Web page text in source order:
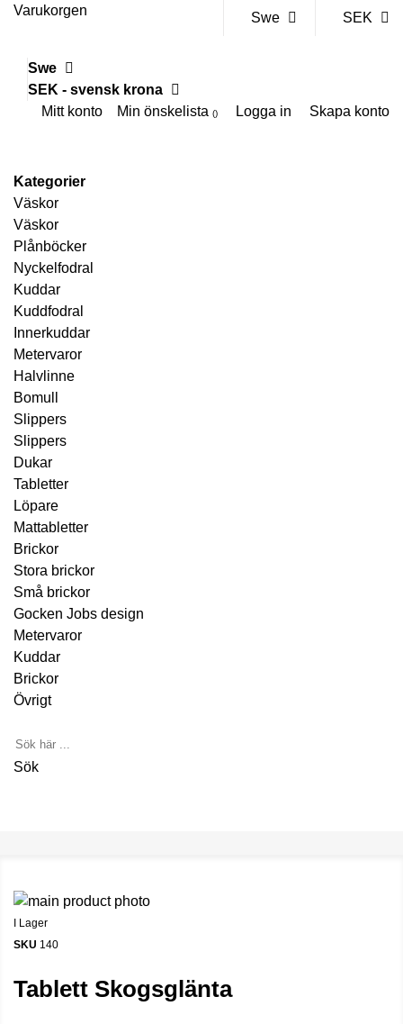
Swe SEK
Varukorgen
Swe
SEK - svensk krona
Mitt konto
Min önskelista Logga in Skapa konto
Kategorier
Väskor
Väskor
Plånböcker
Nyckelfodral
Kuddar
Kuddfodral
Innerkuddar
Metervaror
Halvlinne
Bomull
Slippers
Slippers
Dukar
Tabletter
Löpare
Mattabletter
Brickor
Stora brickor
Små brickor
Gocken Jobs design
Metervaror
Kuddar
Brickor
Övrigt
Sök
I Lager
SKU 140
Tablett Skogsglänta